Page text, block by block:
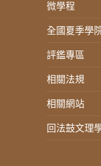
微學程
全國夏季學
評鑑專區
相關法規
相關網站
回法鼓文理